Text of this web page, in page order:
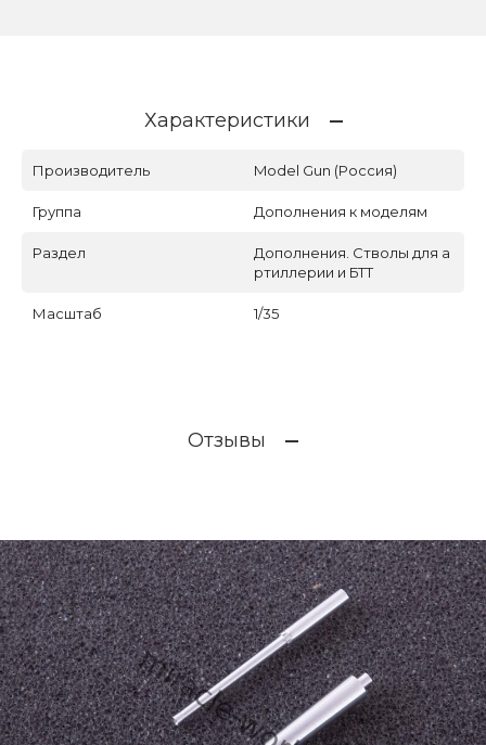
Характеристики
Производитель Model Gun (Россия)
Группа Дополнения к моделям
Раздел
Дополнения. Стволы для а
ртиллерии и БТТ
Масштаб 1/35
Отзывы